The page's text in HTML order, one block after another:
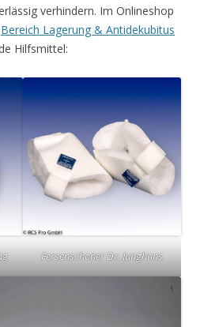
verhindern. Im Onlineshop
Bereich Lagerung & Antidekubitus
Hilfsmittel:
Fersenschoner Dr. Junghans